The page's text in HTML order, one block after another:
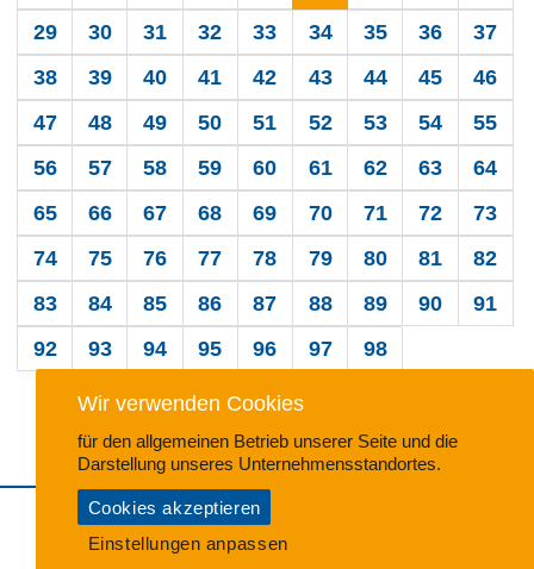
29
30 31 32 33 34 35 36
37
38
39 40 41 42 43 44 45
46
47
48 49 50 51 52 53 54
55
56
57 58 59 60 61 62 63
64
65
66 67 68 69 70 71 72
73
74
75 76 77 78 79 80 81
82
83
84 85 86 87 88 89 90
91
92
93 94 95 96 97 98
Impressum•Datenschutzerklärung
Wir verwenden Cookies
für den allgemeinen Betrieb unserer Seite und die
Darstellung unseres Unternehmensstandortes.
Cookies akzeptieren
Einstellungen anpassen